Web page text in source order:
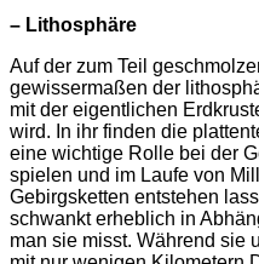
– Lithosphäre
Auf der zum Teil
gewissermaßen der
mit der eigentlichen
wird. In ihr finden die
eine wichtige Rolle bei der
spielen und im Laufe von
Gebirgsketten entstehen
schwankt erheblich in
man sie misst. Während sie